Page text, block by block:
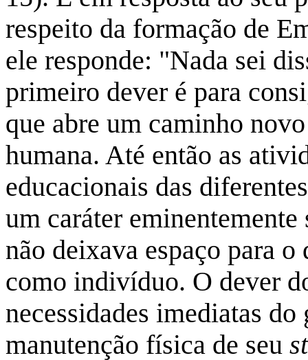
respeito da formação de
ele responde: "Nada sei
primeiro dever é para
que abre um caminho
humana. Até então as
educacionais das
um caráter
não deixava espaço para
como indivíduo. O dever
necessidades imediatas
manutenção física de seu